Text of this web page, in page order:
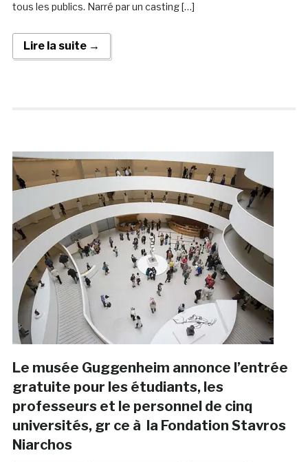
tous les publics. Narré par un casting […]
Lire la suite →
Le musée Guggenheim annonce l’entrée
gratuite pour les étudiants, les
professeurs et le personnel de cinq
universités, gr ce à la Fondation Stavros
Niarchos